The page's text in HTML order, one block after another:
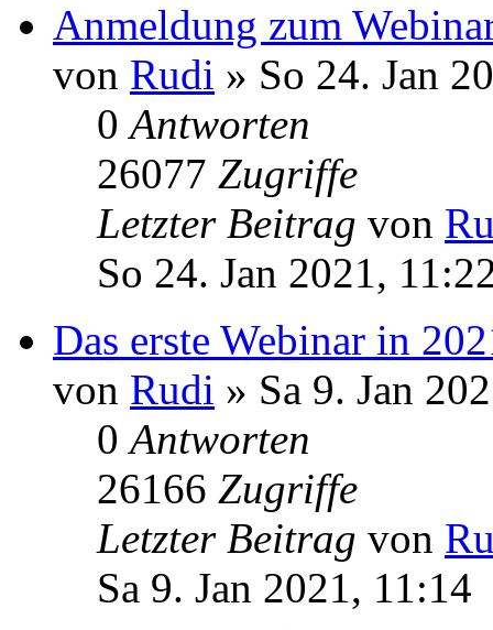
Anmeldung zum
von Rudi » So 24. Jan
0Antworten
26077 Zugriffe
Letzter Beitrag von
So 24. Jan 2021,
Das erste Webinar in
von Rudi » Sa 9. Jan
0Antworten
26166 Zugriffe
Letzter Beitrag von
Sa 9. Jan 2021, 11:14